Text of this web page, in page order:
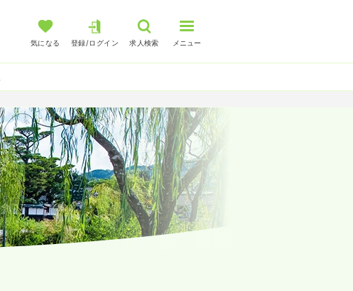
気になる 登録/ログイン 求人検索 メニュー